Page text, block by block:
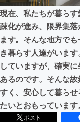
映像・映
ビジネス
まちづく
CAMPFIRE
CAMPFIREふ
現在、私たちが暮ら
疎化が進み、限界集落
ます。そんな地方で
き暮らす人達がいま
していますが、確実
あるのです。そんな
すく、安心して暮らせ
たいとおもっています。
ポスト